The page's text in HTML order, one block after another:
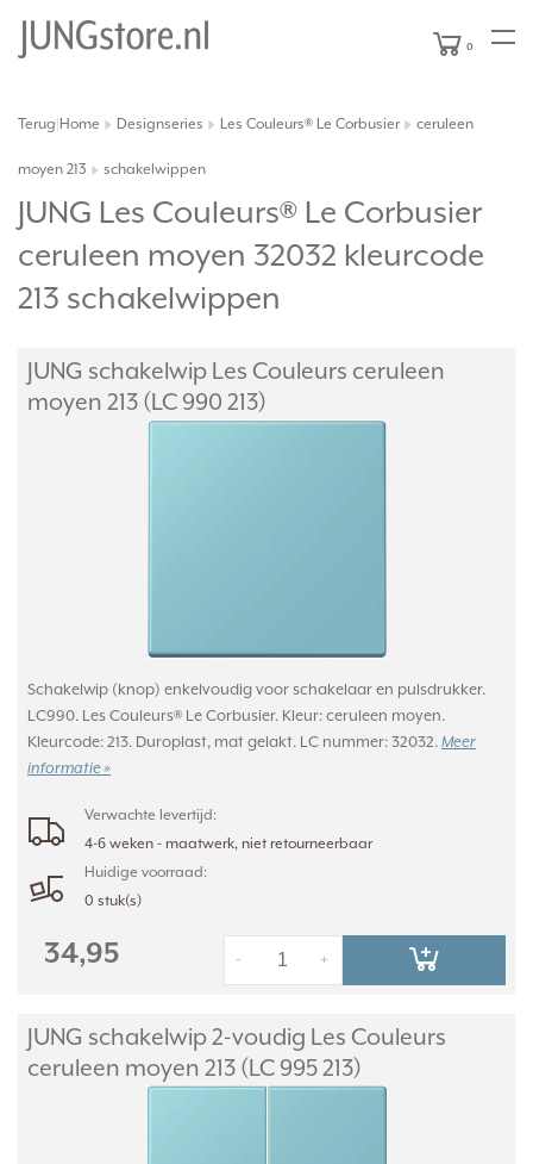
0
Terug Home Designseries Les Couleurs® Le Corbusier ceruleen
moyen 213 schakelwippen
JUNG Les Couleurs® Le Corbusier
ceruleen moyen 32032 kleurcode
213 schakelwippen
JUNG schakelwip Les Couleurs ceruleen
moyen 213 (LC 990 213)
Schakelwip (knop) enkelvoudig voor schakelaar en pulsdrukker.
LC990. Les Couleurs® Le Corbusier. Kleur: ceruleen moyen.
Kleurcode: 213. Duroplast, mat gelakt. LC nummer: 32032. Meer
informatie »
Verwachte levertijd:
4-6 weken - maatwerk, niet retourneerbaar
Huidige voorraad:
0 stuk(s)
34,95 +
-
JUNG schakelwip 2-voudig Les Couleurs
ceruleen moyen 213 (LC 995 213)